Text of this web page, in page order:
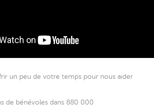
un peu de votre temps pour nous aider
de bénévoles dans 880 000